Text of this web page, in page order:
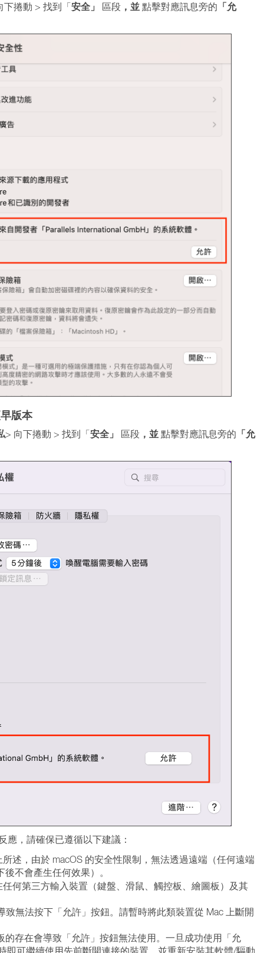
下捲動 > 找到「安全」 區段 ，並 點擊對應訊息旁的 「允
版本
> 向下捲動 > 找到「安全」 區段 ，並 點擊對應訊息旁的 「允
應，請確保已遵循以下建議：
述，由於 macOS 的安全性限制，無法透過遠端（任何遠端
不會產生任何效果）。
何第三方輸入裝置（鍵盤、滑鼠、觸控板、繪圖板）及其
無法按下「允許」按鈕。請暫時將此類裝置從 Mac 上斷開
的存在會導致「允許」按鈕無法使用。一旦成功使用「允
即可繼續使用先前斷開連接的裝置，並重新安裝其軟體/驅動